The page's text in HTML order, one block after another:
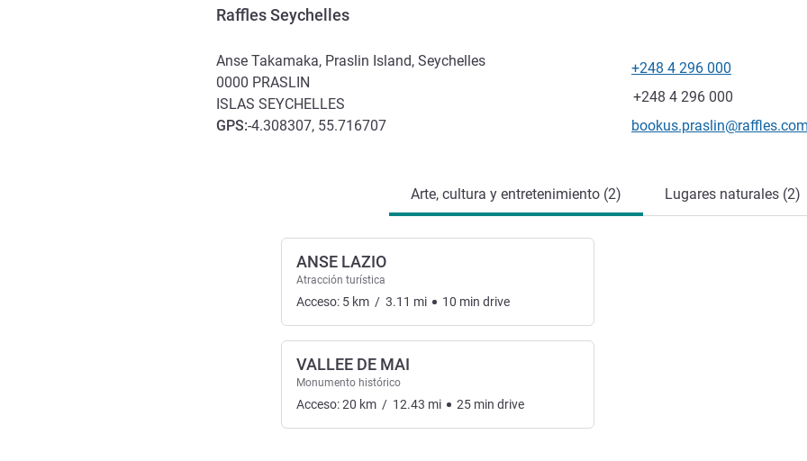
Raffles Seychelles
Anse Takamaka, Praslin Island, Seychelles
0000 PRASLIN
ISLAS SEYCHELLES
GPS:-4.308307, 55.716707
Teléfono
+248 4 296 000
Fax
+248 4 296 000
Correo electrónico de
bookus.praslin@raffles.com
Arte, cultura y entretenimiento (2) Lugares naturales (2)
ANSE LAZIO
Atracción turística
Acceso: 5 km / 3.11 mi 10 min drive
VALLEE DE MAI
Monumento histórico
Acceso:20 km / 12.43 mi 25 min drive